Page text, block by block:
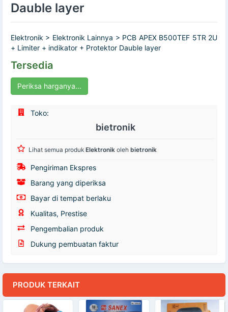
Dauble layer
Elektronik > Elektronik Lainnya > PCB APEX B500TEF 5TR 2U
+ Limiter + indikator + Protektor Dauble layer
Tersedia
Periksa harganya...
Toko:
bietronik
Lihat semua produk Elektronik oleh bietronik
Pengiriman Ekspres
Barang yang diperiksa
Bayar di tempat berlaku
Kualitas, Prestise
Pengembalian produk
Dukung pembuatan faktur
PRODUK TERKAIT